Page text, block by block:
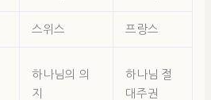
스위스 프랑스
하나님의 의
지
하나님 절
대주권